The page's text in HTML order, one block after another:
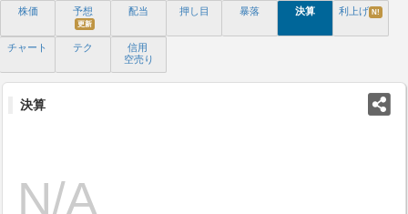
株価 予想
更新
配当 押し目 暴落 決算 利上げ N!
チャート テク
信用
空売り
決算